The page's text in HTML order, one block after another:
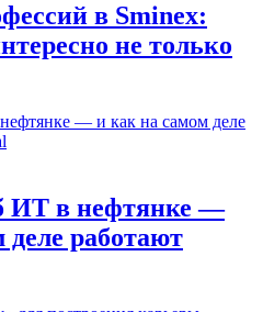
в Sminex:
не только
ИТ в нефтянке —
работают